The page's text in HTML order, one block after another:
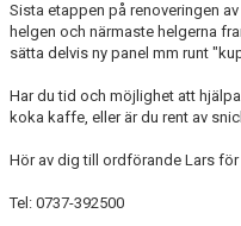
MATCHER
Sista etappen på renoveringen
helgen och närmaste helgerna
sätta delvis ny panel mm runt
Har du tid och möjlighet att
koka kaffe, eller är du rent av
Hör av dig till ordförande Lars
Tel: 0737-392500